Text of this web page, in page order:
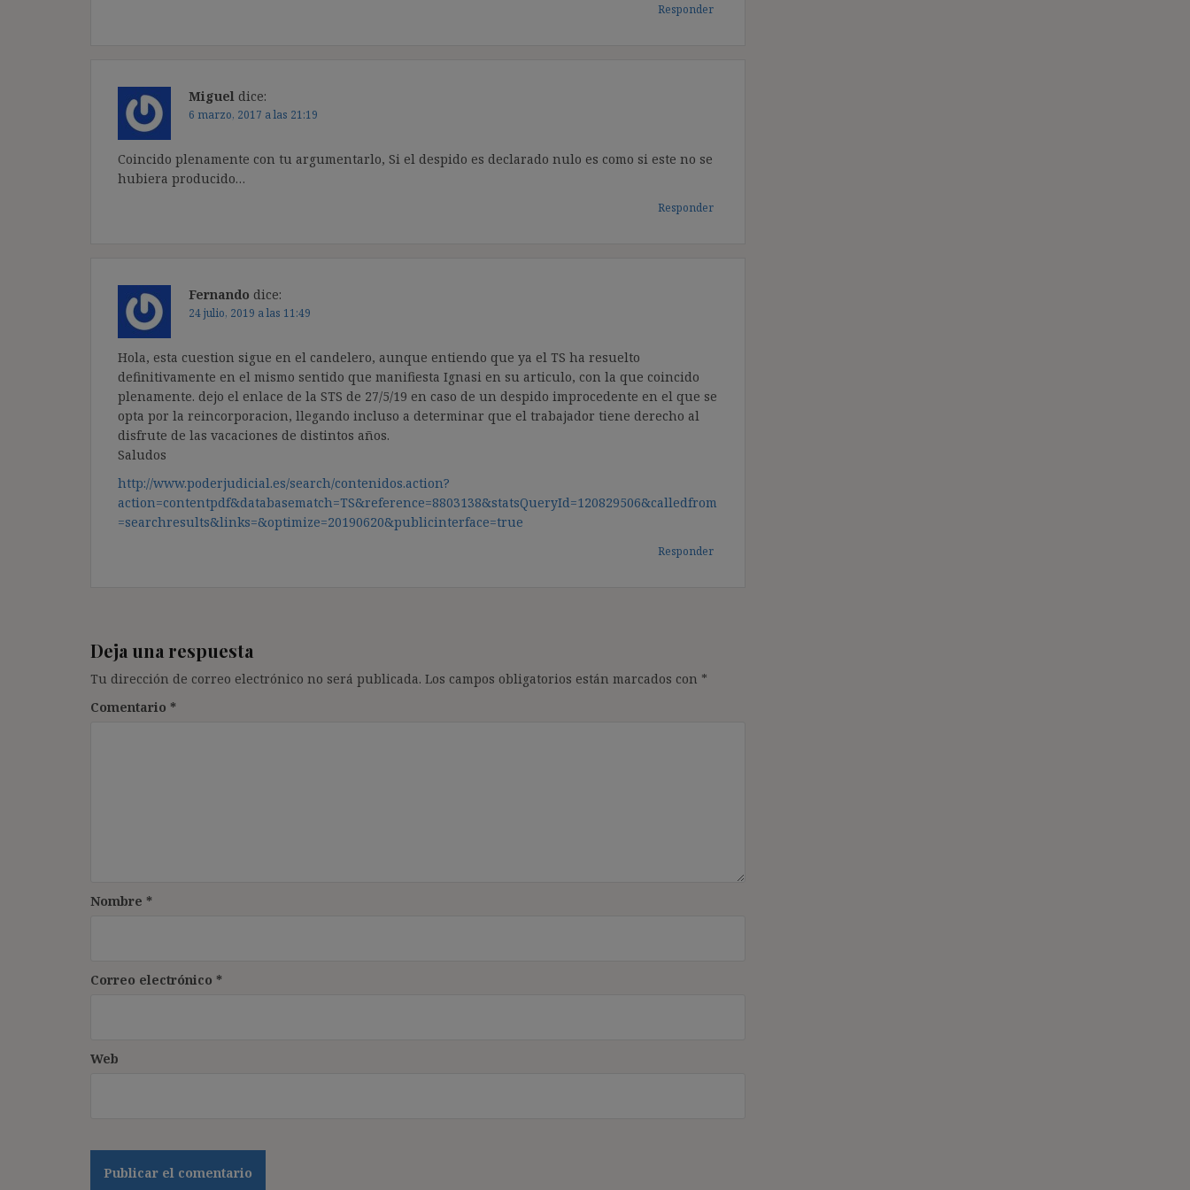
Responder
Miguel dice:
6 marzo, 2017 a las 21:19
Coincido plenamente con tu argumentarlo, Si el despido es declarado nulo es como si este no se
hubiera producido…
Responder
Fernando dice:
24 julio, 2019 a las 11:49
Hola, esta cuestion sigue en el candelero, aunque entiendo que ya el TS ha resuelto
definitivamente en el mismo sentido que manifiesta Ignasi en su articulo, con la que coincido
plenamente. dejo el enlace de la STS de 27/5/19 en caso de un despido improcedente en el que se
opta por la reincorporacion, llegando incluso a determinar que el trabajador tiene derecho al
disfrute de las vacaciones de distintos años.
Saludos
http://www.poderjudicial.es/search/contenidos.action?
action=contentpdf&databasematch=TS&reference=8803138&statsQueryId=120829506&calledfrom
=searchresults&links=&optimize=20190620&publicinterface=true
Responder
Deja una respuesta
Tu dirección de correo electrónico no será publicada. Los campos obligatorios están marcados con *
Comentario *
Nombre *
Correo electrónico *
Web